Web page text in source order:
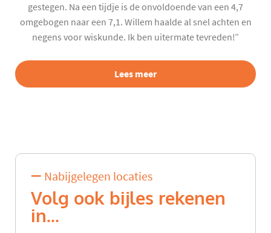
gestegen. Na een tijdje is de onvoldoende van een 4,7
omgebogen naar een 7,1. Willem haalde al snel achten en
negens voor wiskunde. Ik ben uitermate tevreden!”
Lees meer
Nabijgelegen locaties
Volg ook bijles rekenen
in...